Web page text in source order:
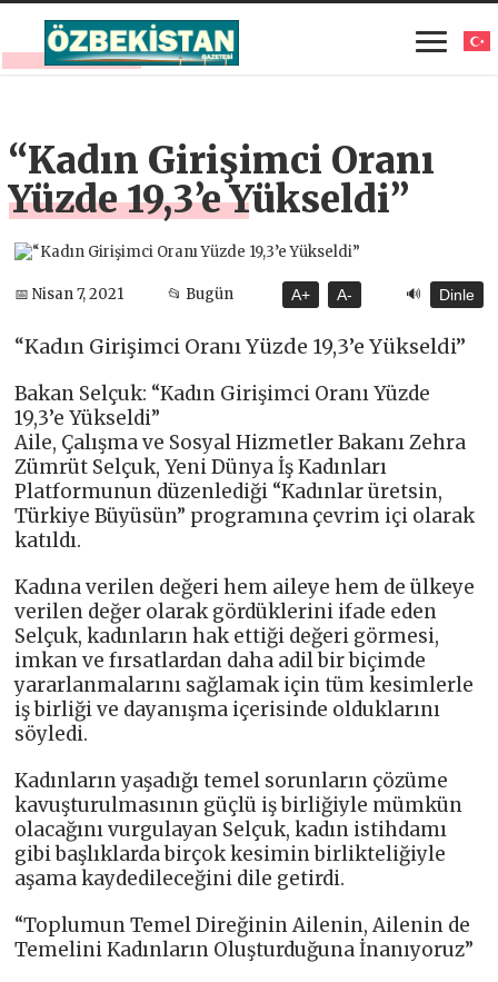
“Kadın Girişimci Oranı
Yüzde 19,3’e Yükseldi”
📅 Nisan 7, 2021 📂 Bugün A+ A- 🔊 Dinle
“Kadın Girişimci Oranı Yüzde 19,3’e Yükseldi”
Bakan Selçuk: “Kadın Girişimci Oranı Yüzde
19,3’e Yükseldi”
Aile, Çalışma ve Sosyal Hizmetler Bakanı Zehra
Zümrüt Selçuk, Yeni Dünya İş Kadınları
Platformunun düzenlediği “Kadınlar üretsin,
Türkiye Büyüsün” programına çevrim içi olarak
katıldı.
Kadına verilen değeri hem aileye hem de ülkeye
verilen değer olarak gördüklerini ifade eden
Selçuk, kadınların hak ettiği değeri görmesi,
imkan ve fırsatlardan daha adil bir biçimde
yararlanmalarını sağlamak için tüm kesimlerle
iş birliği ve dayanışma içerisinde olduklarını
söyledi.
Kadınların yaşadığı temel sorunların çözüme
kavuşturulmasının güçlü iş birliğiyle mümkün
olacağını vurgulayan Selçuk, kadın istihdamı
gibi başlıklarda birçok kesimin birlikteliğiyle
aşama kaydedileceğini dile getirdi.
“Toplumun Temel Direğinin Ailenin, Ailenin de
Temelini Kadınların Oluşturduğuna İnanıyoruz”